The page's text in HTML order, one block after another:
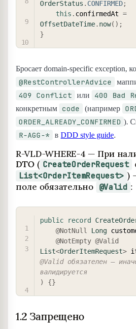
OrderStatus . CONFIRMED;
this . confirmedAt =
OffsetDateTime. now( ) ;
}
Бросает domain-specific exception,
@RestControllerAdvice
409 Conflict или 400 Bad
конкретным code (например
ORDER_ALREADY_CONFIRMED ).
R-AGG-* в DDD style guide.
R-VLD-WHERE-4 — При
DTO ( CreateOrderRequest
List<OrderItemRequest> )
поле обязательно
@Valid :
public record
@NotNull
Long
@NotEmpty @Valid
List<OrderItemRequest>
@Valid обязателен —
валидируется
)
{}
1.2 Запрещено